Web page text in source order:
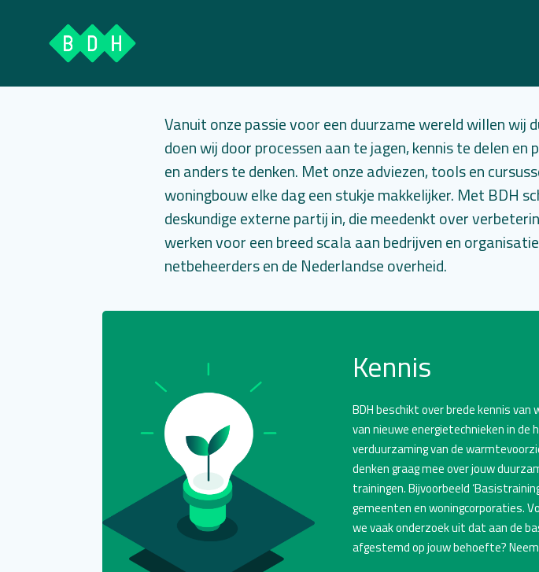
Vanuit onze passie voor een duurzame wereld willen wij
doen wij door processen aan te jagen, kennis te delen
en anders te denken. Met onze adviezen, tools en
woningbouw elke dag een stukje makkelijker. Met BDH
deskundige externe partij in, die meedenkt over
werken voor een breed scala aan bedrijven en
netbeheerders en de Nederlandse overheid.
Kennis
BDH beschikt over brede kennis
van nieuwe energietechnieken in de
verduurzaming van de
denken graag mee over jouw
trainingen. Bijvoorbeeld
gemeenten en woningcorporaties.
we vaak onderzoek uit dat aan de
afgestemd op jouw behoefte?